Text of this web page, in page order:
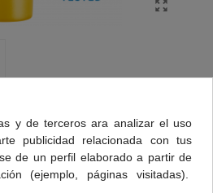
AQUAFLUIDO
Textura ligera como el agua, toque seco y
y de terceros ara analizar el uso
publicidad relacionada con tus
de un perfil elaborado a partir de
(ejemplo, páginas visitadas).